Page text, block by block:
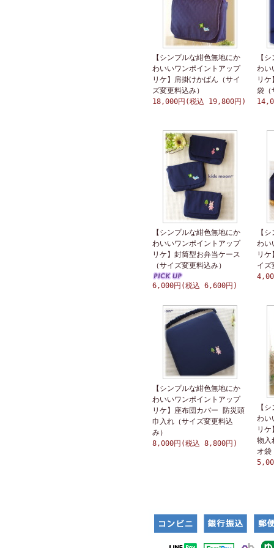
【シンプルな紺色無地にか
わいいワンポイントアップ
リケ】肩掛けかばん（サイ
ズ変更料込み）
18,000円(税込 19,800円)
【
わい
リ
袋（
【シンプルな紺色無地にか
わいいワンポイントアップ
リケ】封筒型お弁当ケース
（サイズ変更料込み）
6,000円(税込 6,600円)
【
わい
リ
イズ
【シンプルな紺色無地にか
わいいワンポイントアップ
リケ】座布団カバー 防災頭
巾入れ（サイズ変更料込
み）
8,000円(税込 8,800円)
【
わい
リ
物入
オ袋